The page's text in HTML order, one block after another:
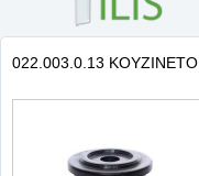
022.003.0.13 ΚΟΥΖΙΝΕΤΟ